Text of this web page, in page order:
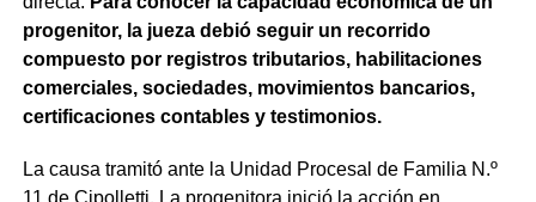
Como en este caso ese traslado aún no se había
concretado, la jueza entendió que estaban cumplidos
todos los requisitos legales para admitir el desistimiento y
declarar extinguido el proceso.
«En virtud de ello entiendo que se encuentran
configurados los recaudos previstos en el artículo 278,
progenitor, la jueza debió seguir un recorrido
compuesto por registros tributarios, habilitaciones
comerciales, sociedades, movimientos bancarios,
certificaciones contables y testimonios.
La causa tramitó ante la Unidad Procesal de Familia N.º